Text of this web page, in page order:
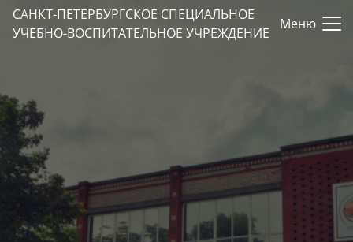
САНКТ-ПЕТЕРБУРГСКОЕ СПЕЦИАЛЬНОЕ
УЧЕБНО-ВОСПИТАТЕЛЬНОЕ УЧРЕЖДЕНИЕ
Меню